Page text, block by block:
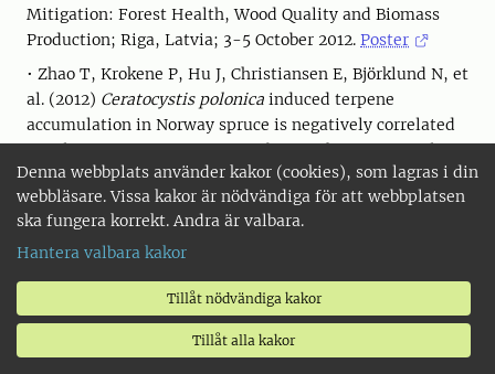
Denna webbplats använder kakor (cookies), som lagras i din
webbläsare. Vissa kakor är nödvändiga för att webbplatsen
ska fungera korrekt. Andra är valbara.
Hantera valbara kakor
Tillåt nödvändiga kakor
Tillåt alla kakor
Mitigation: Forest Health, Wood Quality and Biomass
Production; Riga, Latvia; 3-5 October 2012. Poster
• Zhao T, Krokene P, Hu J, Christiansen E, Björklund N, et
al. (2012) Ceratocystis polonica induced terpene
accumulation in Norway spruce is negatively correlated
to colonization ofIps typographus, 28th ISCE Annual
Meeting, Vilnius, Lithuania, July 22-26,p. 160
• Lundborg L, Moreira X, Zas R, Sampedro L, Björklund
N, Hellqvist C, Nordlander G, and Borg-Karlson A-K.
(2012) Chemical analysis of methyl jasmonate treated
Scots pinePinus sylvestrisusing GC-MS and LC-MS.
28th ISCE Annual Meeting, Vilnius, Lithuania, July 22-